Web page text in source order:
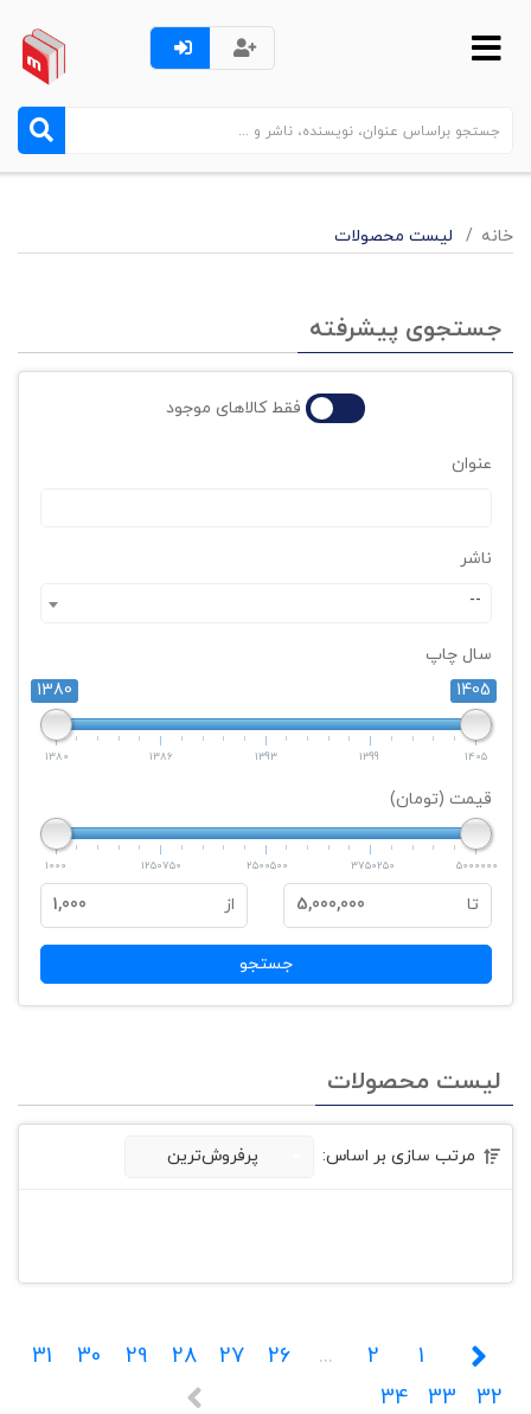
خانه لیست محصولات
جستجوی پیشرفته
فقط کالاهای موجود
عنوان
ناشر
--
سال چاپ
1380
1405
1380 1386 1393 1399 1405
قیمت (تومان)
1000 1250750 2500500 3750250 5000000
تا 5,000,000 از 1,000
جستجو
لیست محصولات
مرتب سازی بر اساس: پرفروش‌ترین
1
2
...
26
27
28
29
30
31
32
33
34